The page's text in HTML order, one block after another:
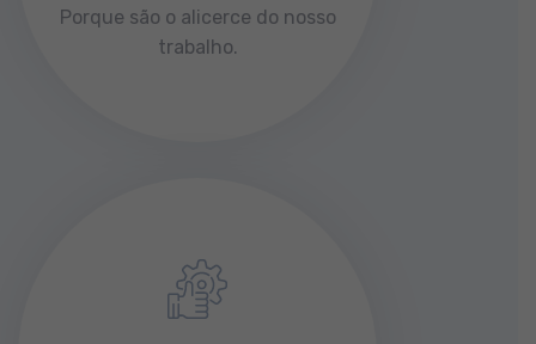
Porque são o alicerce do nosso
trabalho.